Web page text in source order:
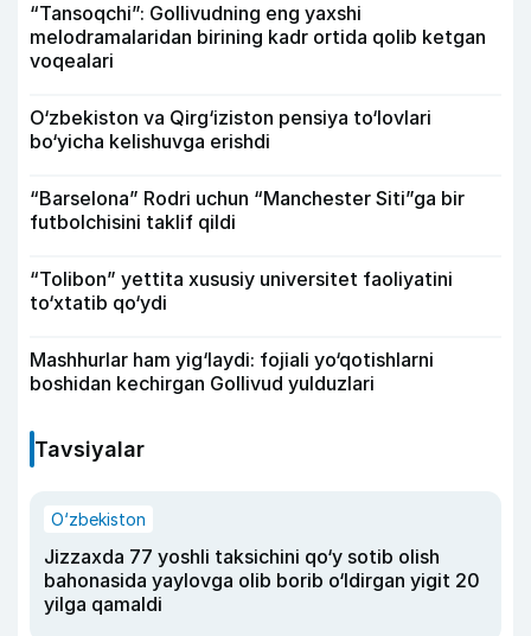
“Tansoqchi”: Gollivudning eng yaxshi
melodramalaridan birining kadr ortida qolib ketgan
voqealari
O‘zbekiston va Qirg‘iziston pensiya to‘lovlari
bo‘yicha kelishuvga erishdi
“Barselona” Rodri uchun “Manchester Siti”ga bir
futbolchisini taklif qildi
“Tolibon” yettita xususiy universitet faoliyatini
to‘xtatib qo‘ydi
Mashhurlar ham yig‘laydi: fojiali yo‘qotishlarni
boshidan kechirgan Gollivud yulduzlari
Tavsiyalar
O‘zbekiston
Jizzaxda 77 yoshli taksichini qo‘y sotib olish
bahonasida yaylovga olib borib o‘ldirgan yigit 20
yilga qamaldi